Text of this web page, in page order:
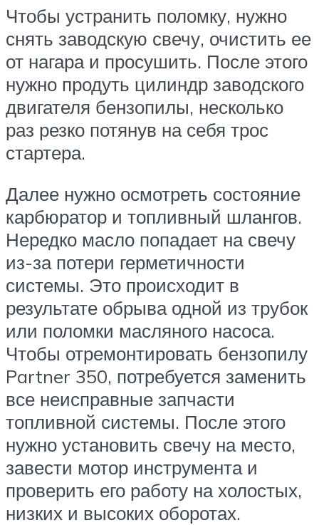
Чтобы устранить поломку, нужно
снять заводскую свечу, очистить ее
от нагара и просушить. После этого
нужно продуть цилиндр заводского
двигателя бензопилы, несколько
раз резко потянув на себя трос
стартера.
Далее нужно осмотреть состояние
карбюратор и топливный шлангов.
Нередко масло попадает на свечу
из-за потери герметичности
системы. Это происходит в
результате обрыва одной из трубок
или поломки масляного насоса.
Чтобы отремонтировать бензопилу
Partner 350, потребуется заменить
все неисправные запчасти
топливной системы. После этого
нужно установить свечу на место,
завести мотор инструмента и
проверить его работу на холостых,
низких и высоких оборотах.